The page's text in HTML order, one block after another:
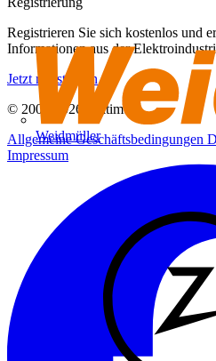
Weidmüller
Registrieren Sie sich kostenlos und
Informationen aus der
Jetzt registrieren
© 2002-
2026
Voltimum
Allgemeine Geschäftsbedingungen
Impressum